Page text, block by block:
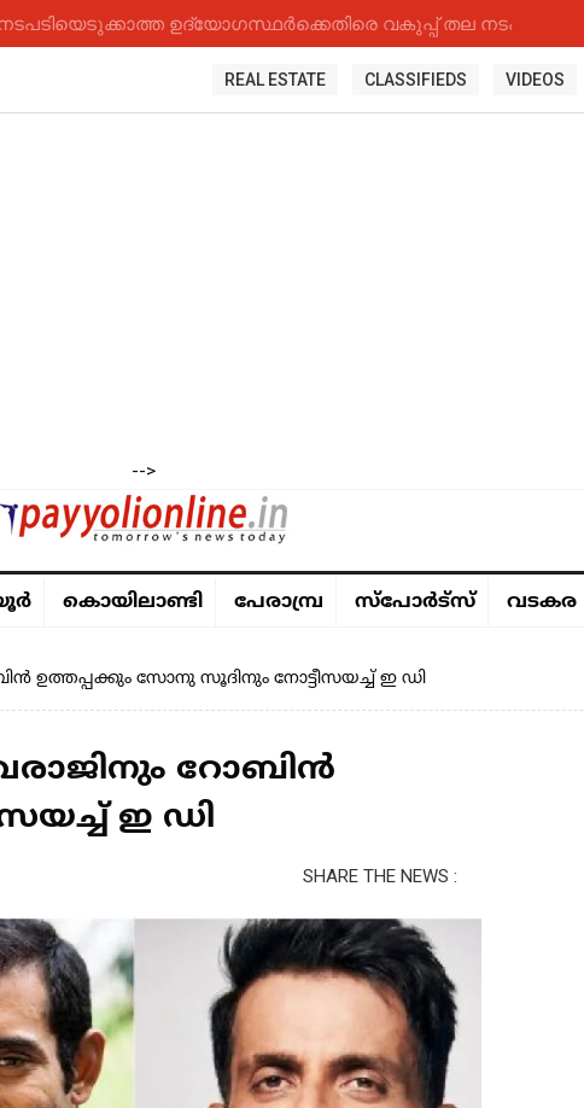
ഉദ്യോ​ഗസ്ഥർക്കെതിരെ വകുപ്പ് തല നടപടി
REAL ESTATE CLASSIFIEDS VIDEOS
-->
കൊയിലാണ്ടി പേരാമ്പ്ര സ്പോർട്സ് വടകര
ഉത്തപ്പക്കും സോനു സൂദിനും നോട്ടീസയച്ച് ഇ ഡി
റോബിൻ
ഇ ഡി
SHARE THE NEWS :